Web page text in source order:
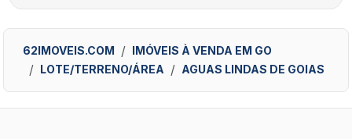
62IMOVEIS.COM
IMÓVEIS À VENDA EM GO
LOTE/TERRENO/ÁREA
AGUAS LINDAS DE GOIAS